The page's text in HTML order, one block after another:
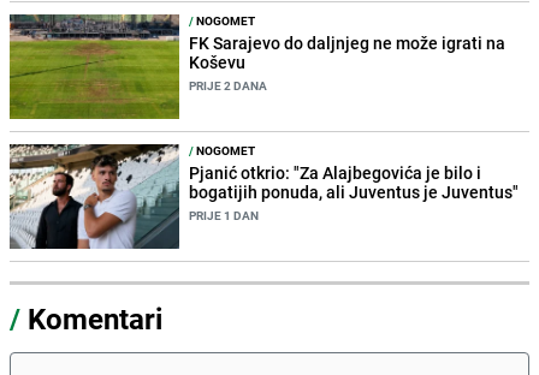
/NOGOMET
FK Sarajevo do daljnjeg ne može igrati na
Koševu
PRIJE 2 DANA
/NOGOMET
Pjanić otkrio: "Za Alajbegovića je bilo i
bogatijih ponuda, ali Juventus je Juventus"
PRIJE 1 DAN
/ Komentari